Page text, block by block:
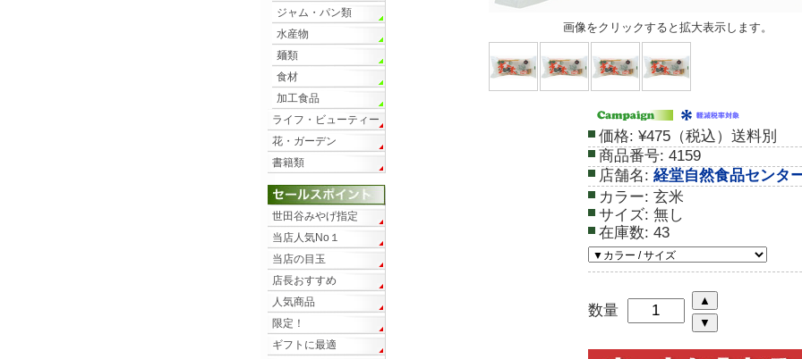
画像をクリックすると拡大表示します。
価格: ¥475（税込）送料別
商品番号: 4159
店舗名: 経堂自然食品センタ
カラー: 玄米
サイズ: 無し
在庫数: 43
数量
ジャム・パン類
水産物
麺類
食材
加工食品
ライフ・ビューティー
花・ガーデン
書籍類
世田谷みやげ指定
当店人気No１
当店の目玉
店長おすすめ
人気商品
限定！
ギフトに最適